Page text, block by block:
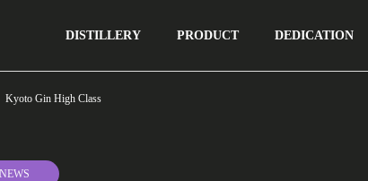
DISTILLERY PRODUCT DEDICATION
Kyoto Gin High Class
NEWS